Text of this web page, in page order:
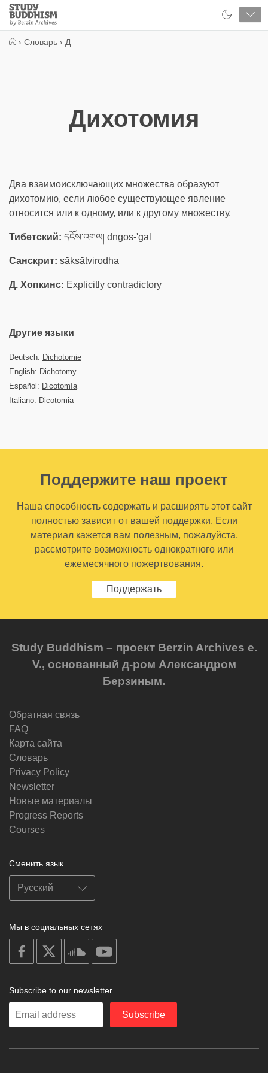
Close
Study
Buddhism
› Словарь › Д
Дихотомия
Два взаимоисключающих множества образуют
дихотомию, если любое существующее явление
относится или к одному, или к другому множеству.
Тибетский: དངོས་འགལ། dngos-'gal
Санскрит: sākṣātvirodha
Д. Хопкинс: Explicitly contradictory
Другие языки
Deutsch: Dichotomie
English: Dichotomy
Español: Dicotomía
Italiano: Dicotomia
Поддержите наш проект
Наша способность содержать и расширять этот сайт
полностью зависит от вашей поддержки. Если
материал кажется вам полезным, пожалуйста,
рассмотрите возможность однократного или
ежемесячного пожертвования.
Поддержать
Study Buddhism – проект Berzin Archives e.
V., основанный д-ром Александром
Берзиным.
Обратная связь
FAQ
Карта сайта
Словарь
Privacy Policy
Newsletter
Новые материалы
Progress Reports
Courses
Сменить язык
Мы в социальных сетях
on
facebook
soundcloud
Subscribe to our newsletter
Enter
Subscribe